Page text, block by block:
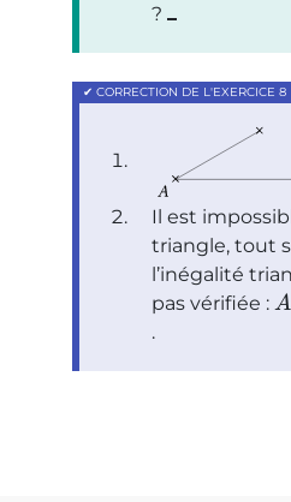
?
Il est
triangle, tout
l’inégalité
pas vérifiée : A
.